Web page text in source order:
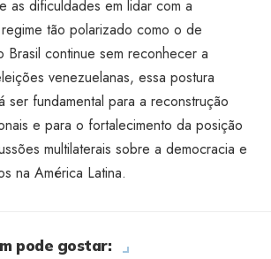
as dificuldades em lidar com a
tão polarizado como o de
Brasil continue sem reconhecer a
venezuelanas, essa postura
ser fundamental para a reconstrução
e para o fortalecimento da posição
multilaterais sobre a democracia e
na América Latina.
pode gostar: